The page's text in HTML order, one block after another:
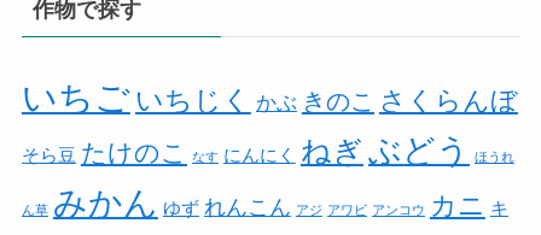
作物で探す
いちご いちじく かぶ きのこ さくらんぼ
そら豆 たけのこ なす にんにく ねぎ ぶどう ほうれ
ん草 みかん ゆず れんこん アジ アワビ アンコウ カニ キ